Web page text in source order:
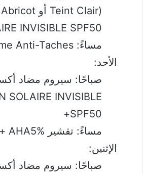
INVISIBLE SPF50+
مساءً: Crème Anti-Taches + مرطب
الأحد:
SOLAIRE INVISIBLE
SPF50+
مساءً: تقشير AHA5% + مرطب
الإثنين: